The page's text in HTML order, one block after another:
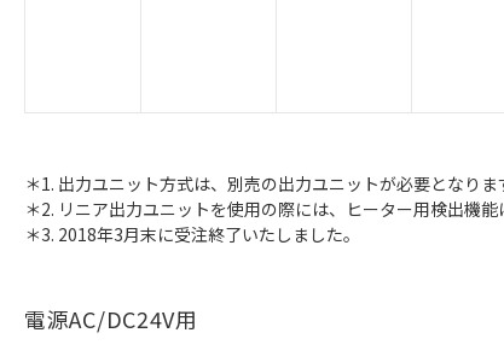
＊1. 出力ユニット方式は、別売の出力ユニットが必要となり
＊2. リニア出力ユニットを使用の際には、ヒーター用検出機能
＊3. 2018年3月末に受注終了いたしました。
電源AC/DC24V用